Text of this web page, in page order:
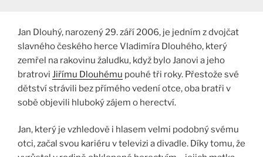
Jan Dlouhý, narozený 29. září 2006, je jedním z dvojčat
slavného českého herce Vladimíra Dlouhého, který
zemřel na rakovinu žaludku, když bylo Janovi a jeho
bratrovi Jiřímu Dlouhému pouhé tři roky. Přestože své
dětství strávili bez přímého vedení otce, oba bratři v
sobě objevili hluboký zájem o herectví.
Jan, který je vzhledově i hlasem velmi podobný svému
otci, začal svou kariéru v televizi a divadle. Díky tomu, že